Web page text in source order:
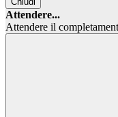
Attendere...
Attendere il